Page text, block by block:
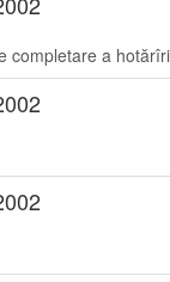
completare a